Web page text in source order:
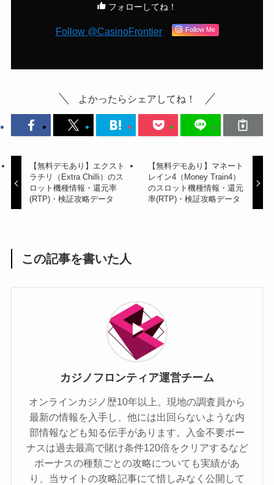
フォローしてね！
Follow @CasinoFrontier Follow Me
よかったらシェアしてね！
【無料デモあり】エクスト
ラチリ（Extra Chilli）のス
ロット機種情報・還元率
(RTP)・検証攻略データ
【無料デモあり】マネート
レイン4（Money Train4）
のスロット機種情報・還元
率(RTP)・検証攻略データ
この記事を書いた人
カジノフロンティア運営チーム
オンラインカジノ歴10年以上。現地の調査員から
最新の情報を入手し、他には出回らないような内
部情報なども知る伝手があります。入金不要ボー
ナスは過去最高で賭け条件120倍をクリアするなど
ボーナスの種類ごとの攻略についても実績があ
り、当サイトの攻略記事にて惜しみなく公開して